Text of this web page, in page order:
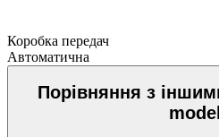
Коробка передач
Автоматична
Порівняння з